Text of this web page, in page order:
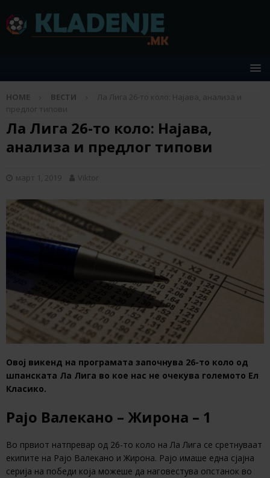
HOME ВЕСТИ
Ла Лига 26-то коло: Најава, анализа и
предлог типови
Ла Лига 26-то коло: Најава,
анализа и предлог типови
март 1, 2019 Viktor
Овој викенд на програмата започнува 26-то коло од
шпанската Ла Лига во кое нас не очекува големото Ел
Класико.
Рајо Валекано – Жирона – 1
Во првиот натпревар од 26-то коло на Ла Лига се сретнуваат
екипите на Рајо Валекано и Жирона. Рајо имаше една сјајна
серија на победи која можеше да наговестува опстанок во